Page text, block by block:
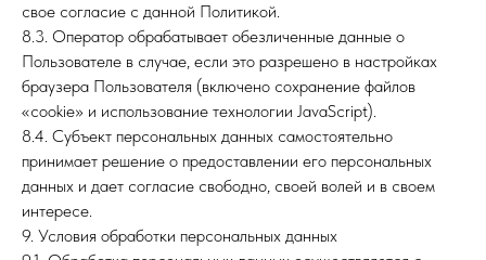
свое согласие с данной Политикой.
8.3. Оператор обрабатывает обезличенные данные о
Пользователе в случае, если это разрешено в настройках
браузера Пользователя (включено сохранение файлов
«cookie» и использование технологии JavaScript).
8.4. Субъект персональных данных самостоятельно
принимает решение о предоставлении его персональных
данных и дает согласие свободно, своей волей и в своем
интересе.
9. Условия обработки персональных данных